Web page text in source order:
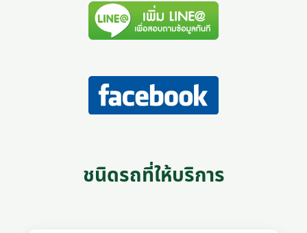
ชนิดรถที่ให้บริการ